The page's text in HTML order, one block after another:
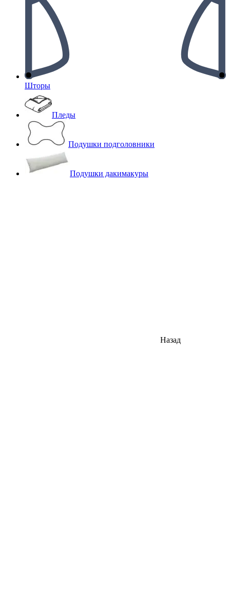
Шторы
Пледы
Подушки подголовники
Подушки дакимакуры
Назад